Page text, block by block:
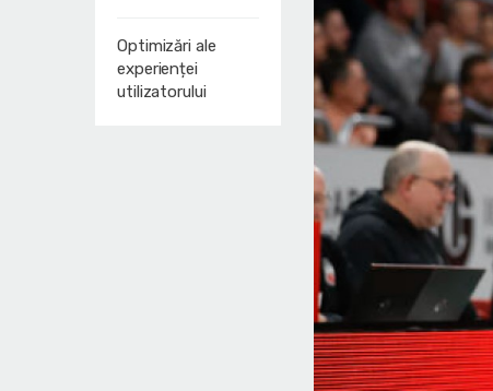
Optimizări ale
experienței
utilizatorului